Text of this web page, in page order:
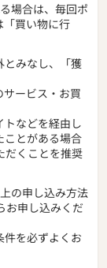
場合は、毎回ポ
「買い物に行
とみなし、「獲
サービス・お買
トなどを経由し
ことがある場合
だくことを推奨
の申し込み方法
お申し込みくだ
件を必ずよくお